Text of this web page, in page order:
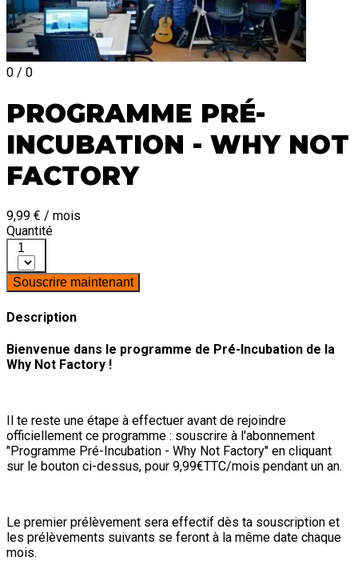
0 / 0
PROGRAMME PRÉ-
INCUBATION - WHY NOT
FACTORY
9,99 € / mois
Quantité
1
Souscrire maintenant
Description
Bienvenue dans le programme de Pré-Incubation de la
Why Not Factory !
Il te reste une étape à effectuer avant de rejoindre
officiellement ce programme : souscrire à l'abonnement
"Programme Pré-Incubation - Why Not Factory" en cliquant
sur le bouton ci-dessus, pour 9,99€TTC/mois pendant un an.
Le premier prélèvement sera effectif dès ta souscription et
les prélèvements suivants se feront à la même date chaque
mois.